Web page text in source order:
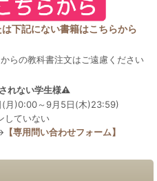
下記にない書籍はこちらから
らの教科書注文はご遠慮ください
れない学生様⚠
(月)0:00～9月5日(木)23:59)
していない
【専用問い合わせフォーム】